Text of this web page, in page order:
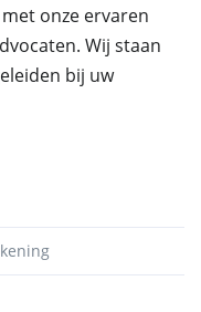
onze ervaren
Wij staan
bij uw